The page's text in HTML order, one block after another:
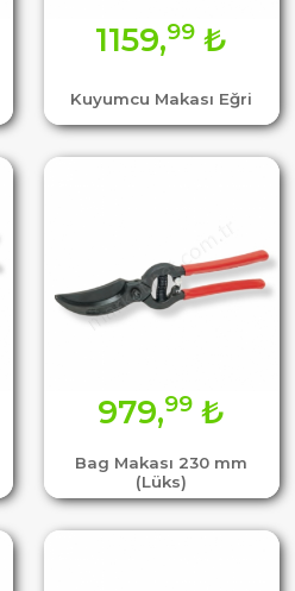
Kuyumcu Makası Eğri
1159,99 ₺
Bag Makası 230 mm
(Lüks)
979,99 ₺